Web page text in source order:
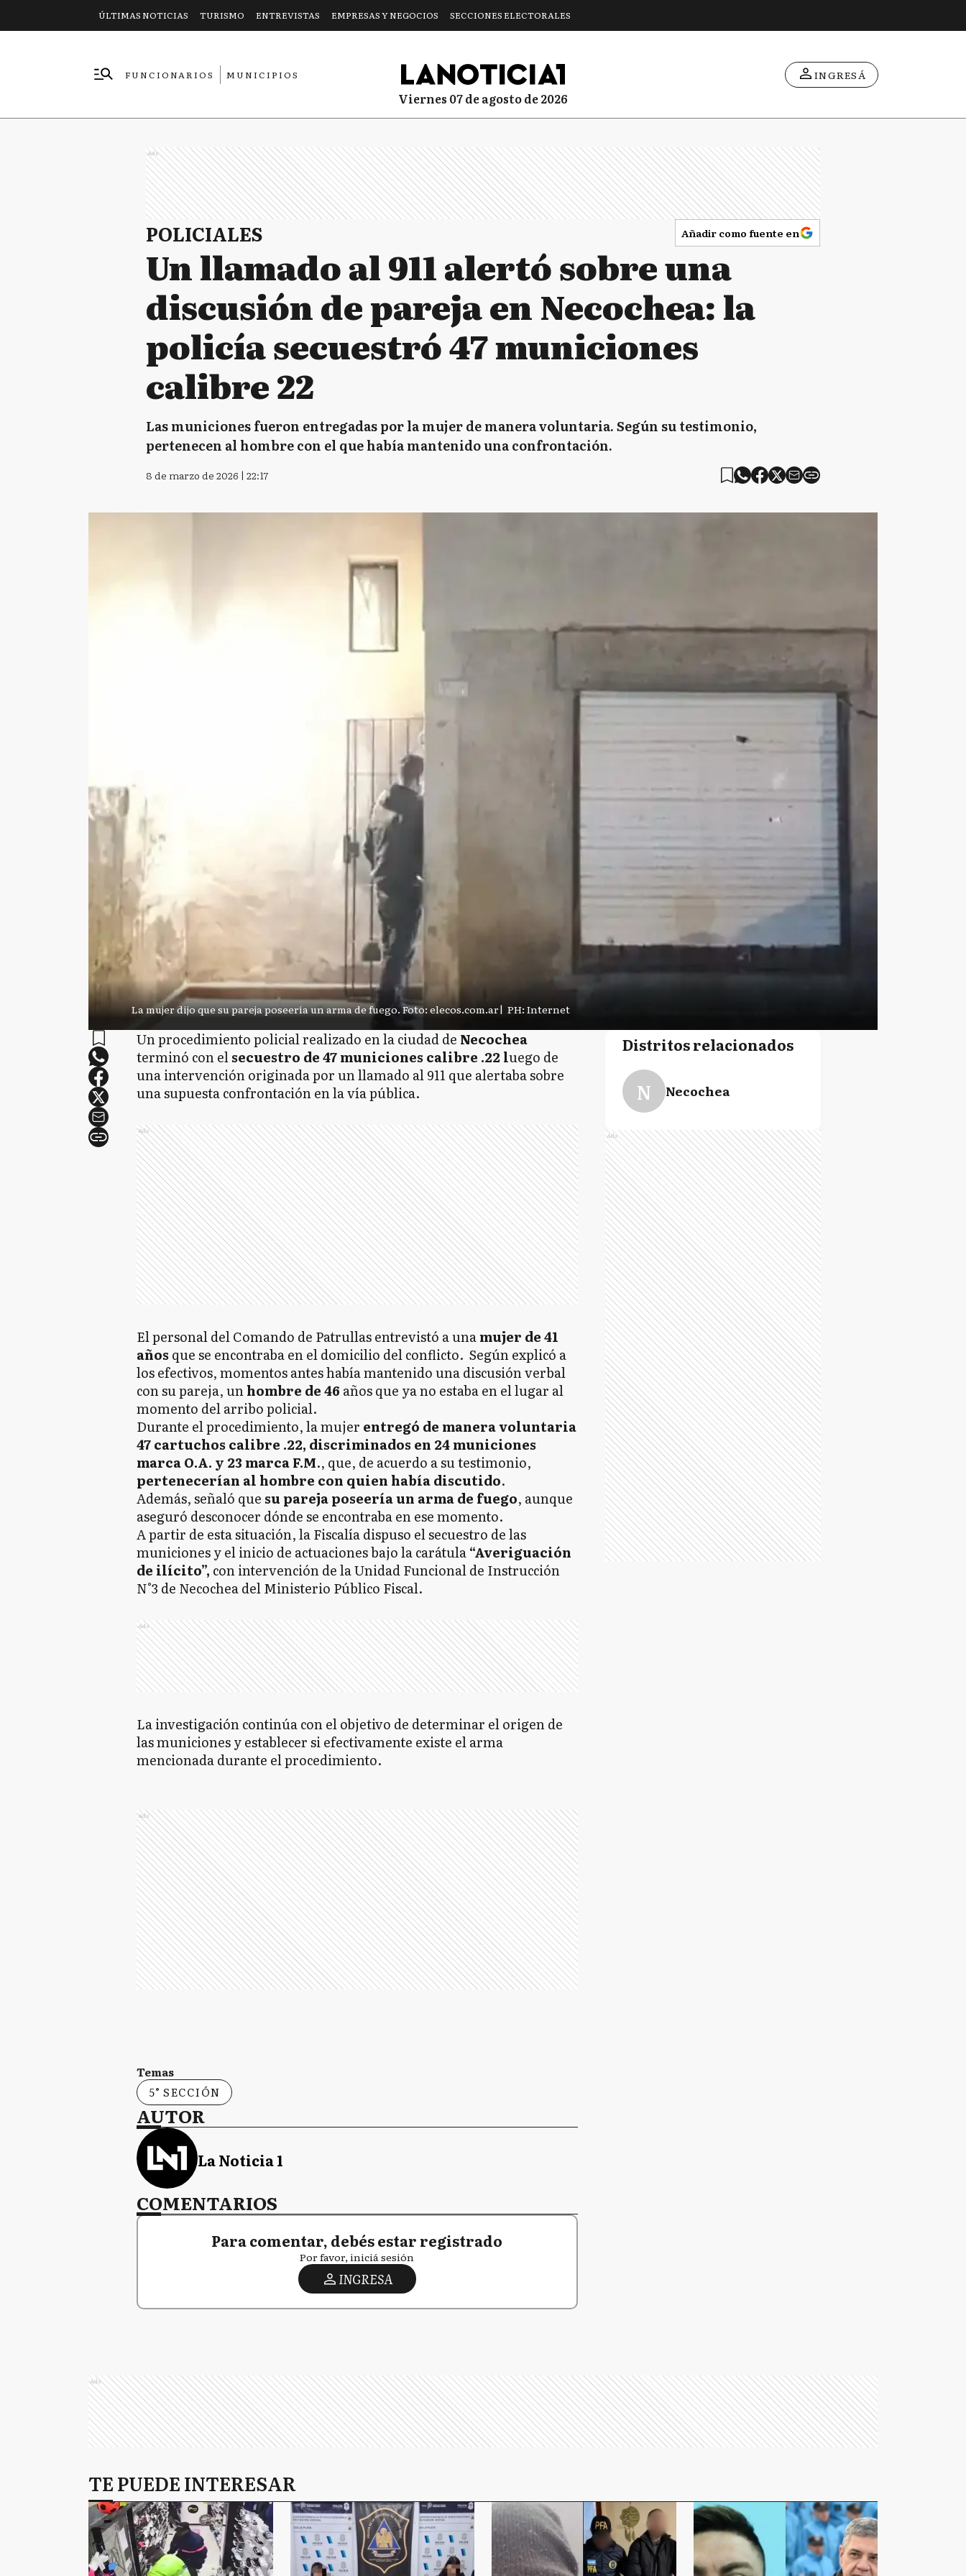
ÚLTIMAS NOTICIAS TURISMO ENTREVISTAS EMPRESAS Y NEGOCIOS SECCIONES ELECTORALES
FUNCIONARIOS
MUNICIPIOS
viernes 07 de agosto de 2026
INGRESÁ
Ads
POLICIALES Añadir como fuente en
Un llamado al 911 alertó sobre una
discusión de pareja en Necochea: la
policía secuestró 47 municiones
calibre 22
Las municiones fueron entregadas por la mujer de manera voluntaria. Según su testimonio,
pertenecen al hombre con el que había mantenido una confrontación.
8 de marzo de 2026 | 22:17
La mujer dijo que su pareja poseería un arma de fuego. Foto: elecos.com.ar| PH: Internet
Un procedimiento policial realizado en la ciudad de Necochea
terminó con elsecuestro de 47 municiones calibre .22 luego de
una intervención originada por un llamado al 911 que alertaba sobre
una supuesta confrontación en la vía pública.
Ads
El personal del Comando de Patrullas entrevistó a unamujer de 41
años que se encontraba en el domicilio del conflicto. Según explicó a
los efectivos, momentos antes había mantenido una discusión verbal
con su pareja, unhombre de 46 años que ya no estaba en el lugar al
momento del arribo policial.
Durante el procedimiento, la mujer entregó de manera voluntaria
47 cartuchos calibre .22, discriminados en 24 municiones
marca O.A. y 23 marca F.M., que, de acuerdo a su testimonio,
pertenecerían al hombre con quien había discutido.
Además, señaló que su pareja poseería un arma de fuego, aunque
aseguró desconocer dónde se encontraba en ese momento.
A partir de esta situación, la Fiscalía dispuso el secuestro de las
municiones y el inicio de actuaciones bajo la carátula“Averiguación
de ilícito”, con intervención de la Unidad Funcional de Instrucción
N°3 de Necochea del Ministerio Público Fiscal.
Ads
La investigación continúa con el objetivo de determinar el origen de
las municiones y establecer si efectivamente existe el arma
mencionada durante el procedimiento.
Ads
Temas
5° SECCIÓN
AUTOR
La Noticia 1
COMENTARIOS
Para comentar, debés estar registrado
Por favor, iniciá sesión
INGRESA
Distritos relacionados
N Necochea
Ads
Ads
TE PUEDE INTERESAR